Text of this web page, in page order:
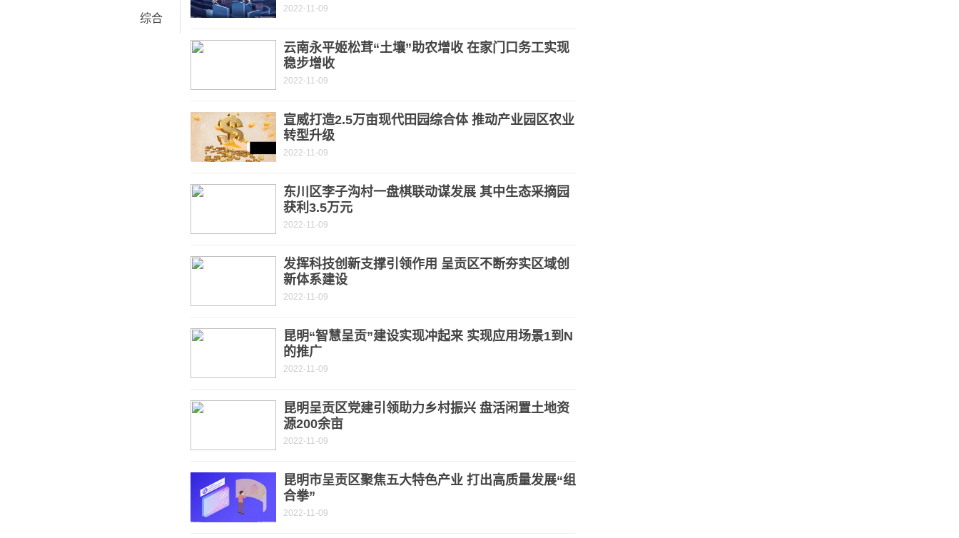
综合
2022-11-09
云南永平姬松茸“土壤”助农增收 在家门口务工实现
稳步增收
2022-11-09
宣威打造2.5万亩现代田园综合体 推动产业园区农业
转型升级
2022-11-09
东川区李子沟村一盘棋联动谋发展 其中生态采摘园
获利3.5万元
2022-11-09
发挥科技创新支撑引领作用 呈贡区不断夯实区域创
新体系建设
2022-11-09
昆明“智慧呈贡”建设实现冲起来 实现应用场景1到N
的推广
2022-11-09
昆明呈贡区党建引领助力乡村振兴 盘活闲置土地资
源200余亩
2022-11-09
昆明市呈贡区聚焦五大特色产业 打出高质量发展“组
合拳”
2022-11-09